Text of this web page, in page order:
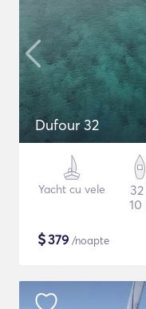
Dufour 32
Yacht cu vele
10
$379 /noapte